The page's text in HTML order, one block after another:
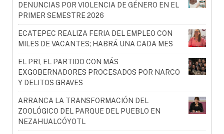
DENUNCIAS POR VIOLENCIA DE GÉNERO EN EL
PRIMER SEMESTRE 2026
ECATEPEC REALIZA FERIA DEL EMPLEO CON
MILES DE VACANTES; HABRÁ UNA CADA MES
EL PRI, EL PARTIDO CON MÁS
EXGOBERNADORES PROCESADOS POR NARCO
Y DELITOS GRAVES
ARRANCA LA TRANSFORMACIÓN DEL
ZOOLÓGICO DEL PARQUE DEL PUEBLO EN
NEZAHUALCÓYOTL